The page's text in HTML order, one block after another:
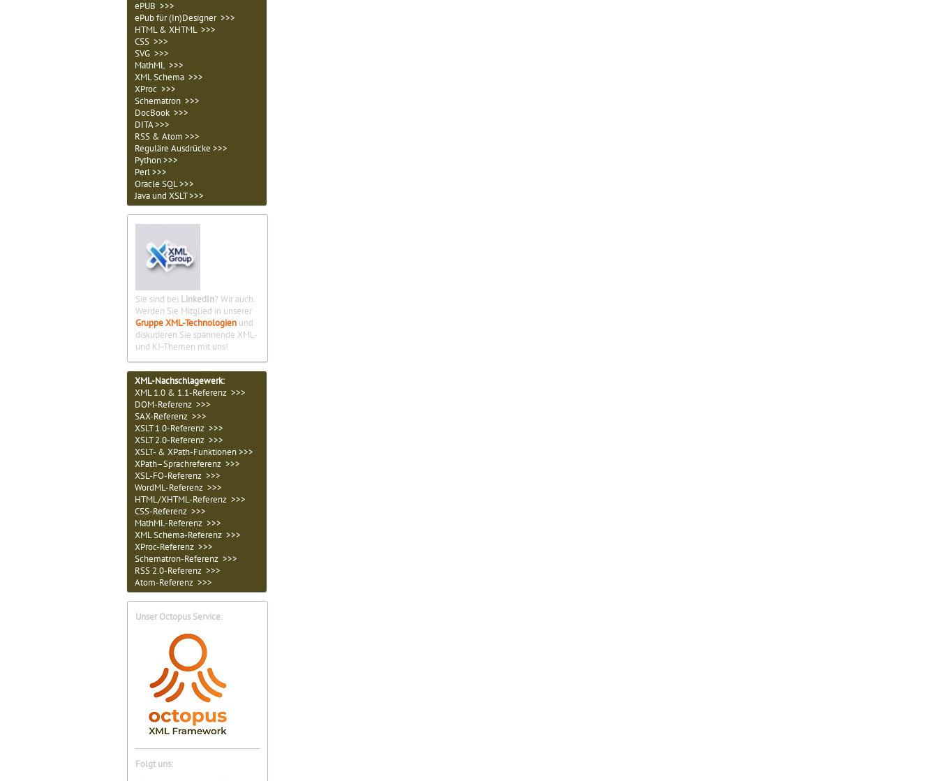
ePUB >>>
ePub für (In)Designer >>>
HTML & XHTML >>>
CSS >>>
SVG >>>
MathML >>>
XML Schema >>>
XProc >>>
Schematron >>>
DocBook >>>
DITA >>>
RSS & Atom >>>
Reguläre Ausdrücke >>>
Python >>>
Perl >>>
Oracle SQL >>>
Java und XSLT >>>
Sie sind bei LinkedIn? Wir auch.
Werden Sie Mitglied in unserer
Gruppe XML-Technologien und
diskutieren Sie spannende XML-
und KI-Themen mit uns!
XML-Nachschlagewerk:
XML 1.0 & 1.1-Referenz >>>
DOM-Referenz >>>
SAX-Referenz >>>
XSLT 1.0-Referenz >>>
XSLT 2.0-Referenz >>>
XSLT- & XPath-Funktionen >>>
XPath–Sprachreferenz >>>
XSL-FO-Referenz >>>
WordML-Referenz >>>
HTML/XHTML-Referenz >>>
CSS-Referenz >>>
MathML-Referenz >>>
XML Schema-Referenz >>>
XProc-Referenz >>>
Schematron-Referenz >>>
RSS 2.0-Referenz >>>
Atom-Referenz >>>
Unser Octopus Service:
Folgt uns: